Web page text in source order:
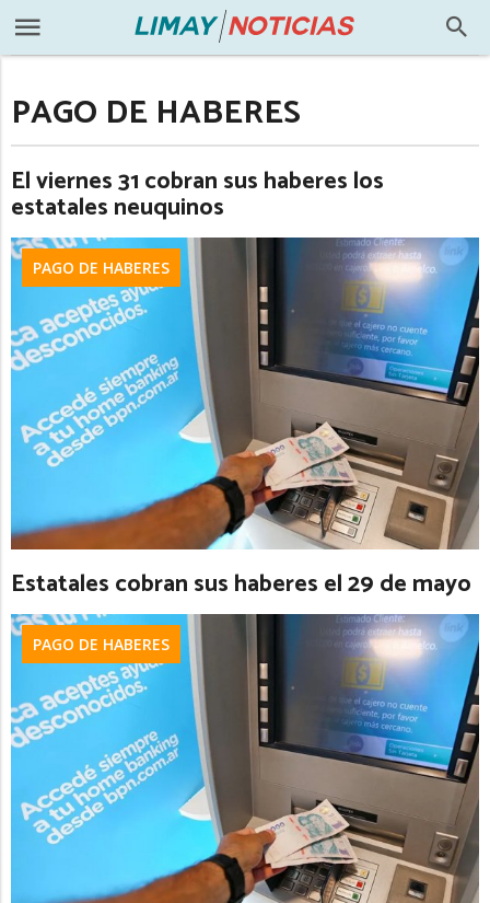
PAGO DE HABERES
El viernes 31 cobran sus haberes los
estatales neuquinos
PAGO DE HABERES
Estatales cobran sus haberes el 29 de mayo
PAGO DE HABERES